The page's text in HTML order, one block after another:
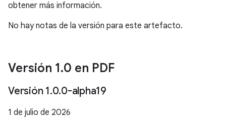
obtener más información.
No hay notas de la versión para este artefacto.
Versión 1.0 en PDF
Versión 1.0.0-alpha19
1 de julio de 2026